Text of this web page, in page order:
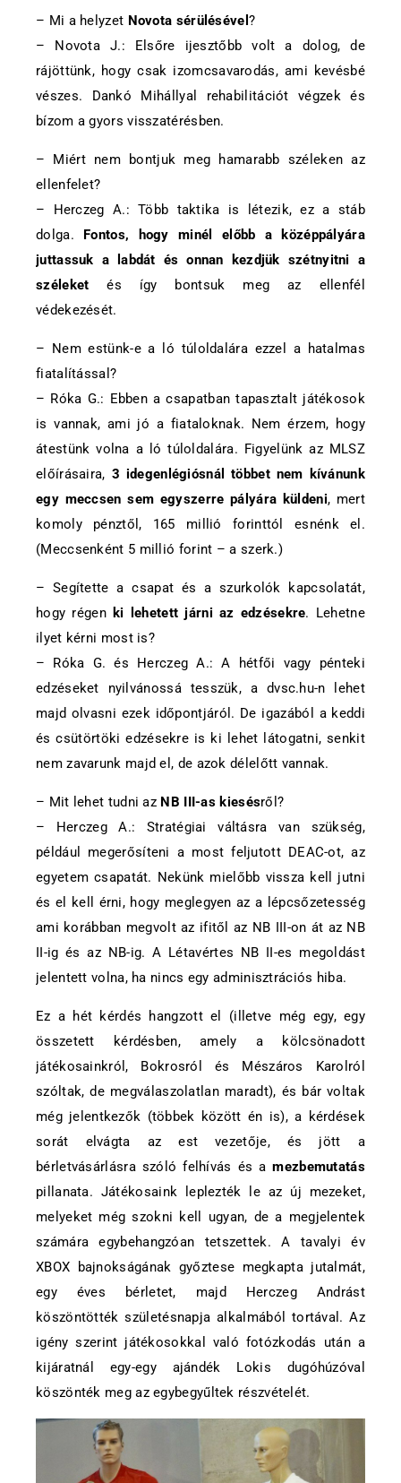
– Mi a helyzet Novota sérülésével ?
– Novota J.: Elsőre ijesztőbb volt a dolog, de
rájöttünk, hogy csak izomcsavarodás, ami kevésbé
vészes. Dankó Mihállyal rehabilitációt végzek és
bízom a gyors visszatérésben.
– Miért nem bontjuk meg hamarabb széleken az
ellenfelet?
– Herczeg A.: Több taktika is létezik, ez a stáb
dolga.
Fontos, hogy minél előbb a középpályára
juttassuk a labdát és onnan kezdjük szétnyitni a
széleket és így bontsuk meg az ellenfél
védekezését.
– Nem estünk-e a ló túloldalára ezzel a hatalmas
fiatalítással?
– Róka G.: Ebben a csapatban tapasztalt játékosok
is vannak, ami jó a fiataloknak. Nem érzem, hogy
átestünk volna a ló túloldalára. Figyelünk az MLSZ
előírásaira, 3 idegenlégiósnál többet nem kívánunk
egy meccsen sem egyszerre pályára küldeni, mert
komoly pénztől, 165 millió forinttól esnénk el.
(Meccsenként 5 millió forint – a szerk.)
– Segítette a csapat és a szurkolók kapcsolatát,
hogy régenki lehetett járni az edzésekre. Lehetne
ilyet kérni most is?
– Róka G. és Herczeg A.: A hétfői vagy pénteki
edzéseket nyilvánossá tesszük, a dvsc.hu-n lehet
majd olvasni ezek időpontjáról. De igazából a keddi
és csütörtöki edzésekre is ki lehet látogatni, senkit
nem zavarunk majd el, de azok délelőtt vannak.
– Mit lehet tudni az NB III-as kiesésről?
– Herczeg A.: Stratégiai váltásra van szükség,
például megerősíteni a most feljutott DEAC-ot, az
egyetem csapatát. Nekünk mielőbb vissza kell jutni
és el kell érni, hogy meglegyen az a lépcsőzetesség
ami korábban megvolt az ifitől az NB III-on át az NB
II-ig és az NB-ig. A Létavértes NB II-es megoldást
jelentett volna, ha nincs egy adminisztrációs hiba.
Ez a hét kérdés hangzott el (illetve még egy, egy
összetett kérdésben, amely a kölcsönadott
játékosainkról, Bokrosról és Mészáros Karolról
szóltak, de megválaszolatlan maradt), és bár voltak
még jelentkezők (többek között én is), a kérdések
sorát elvágta az est vezetője, és jött a
bérletvásárlásra szóló felhívás és amezbemutatás
pillanata. Játékosaink leplezték le az új mezeket,
melyeket még szokni kell ugyan, de a megjelentek
számára egybehangzóan tetszettek. A tavalyi év
XBOX bajnokságának győztese megkapta jutalmát,
egy éves bérletet, majd Herczeg Andrást
köszöntötték születésnapja alkalmából tortával. Az
igény szerint játékosokkal való fotózkodás után a
kijáratnál egy-egy ajándék Lokis dugóhúzóval
köszönték meg az egybegyűltek részvételét.